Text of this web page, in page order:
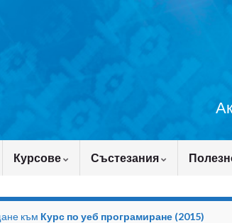
Курсове Състезания
към Курс по уеб програмиране (2015)